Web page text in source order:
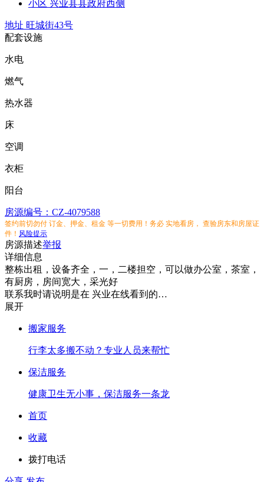
小区 兴业县县政府西侧
地址 旺城街43号
配套设施
水电
燃气
热水器
床
空调
衣柜
阳台
房源编号：CZ-4079588
签约前切勿付 订金、押金、租金 等一切费用！务必 实地看房， 查验房东和房屋证
件！ 风险提示
房源描述举报
详细信息
整栋出租，设备齐全，一，二楼担空，可以做办公室，茶室，
有厨房，房间宽大，采光好
联系我时请说明是在 兴业在线看到的…
展开
搬家服务
行李太多搬不动？专业人员来帮忙
保洁服务
健康卫生无小事，保洁服务一条龙
首页
收藏
拨打电话